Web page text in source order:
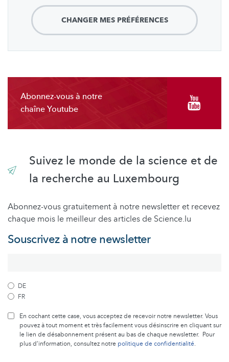
CHANGER MES PRÉFÉRENCES
Abonnez-vous à notre
chaîne Youtube
Suivez le monde de la science et de
la recherche au Luxembourg
Abonnez-vous gratuitement à notre newsletter et recevez
chaque mois le meilleur des articles de Science.lu
Souscrivez à notre newsletter
DE
FR
En cochant cette case, vous acceptez de recevoir notre newsletter. Vous
pouvez à tout moment et très facilement vous désinscrire en cliquant sur
le lien de désabonnement présent au bas de chaque newsletter. Pour
plus d’information, consultez notre politique de confidentialité.